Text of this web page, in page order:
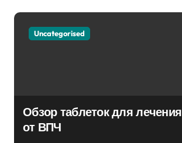
Uncategorised
Обзор таблеток для лечения
от ВПЧ